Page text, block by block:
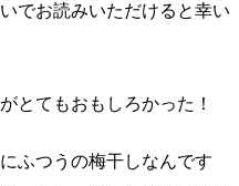
でお読みいただけると幸い
とてもおもしろかった！
ふつうの梅干しなんです